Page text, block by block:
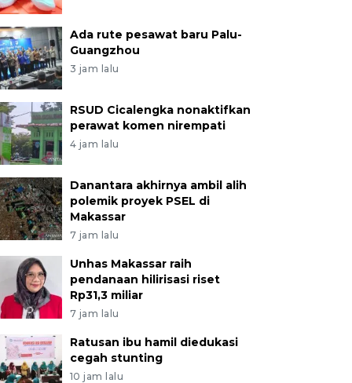
Ada rute pesawat baru Palu-
Guangzhou
3 jam lalu
RSUD Cicalengka nonaktifkan
perawat komen nirempati
4 jam lalu
Danantara akhirnya ambil alih
polemik proyek PSEL di
Makassar
7 jam lalu
Unhas Makassar raih
pendanaan hilirisasi riset
Rp31,3 miliar
7 jam lalu
Ratusan ibu hamil diedukasi
cegah stunting
10 jam lalu